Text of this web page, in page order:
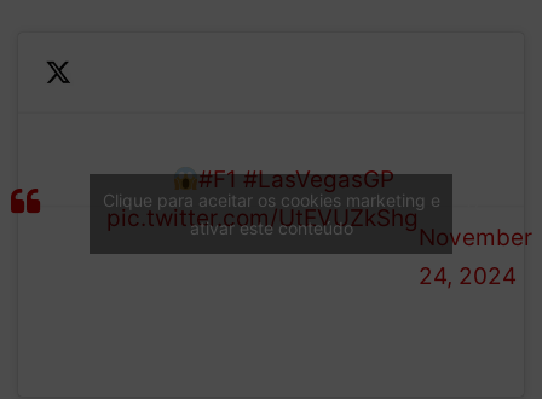
38/50
OMG! #F1 #LasVegasGP
pic.twitter.com/UtEVUZkShg
(@F1)
November
24, 2024
Clique para aceitar os cookies marketing e
ativar este conteúdo